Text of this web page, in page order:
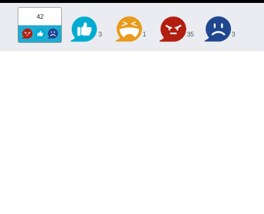
42
3 1 35 3